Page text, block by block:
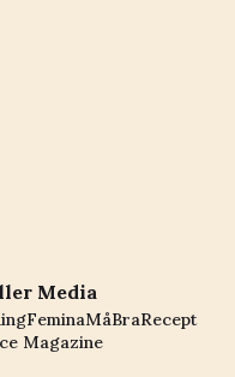
Media
FeminaMåBraRecept
Magazine